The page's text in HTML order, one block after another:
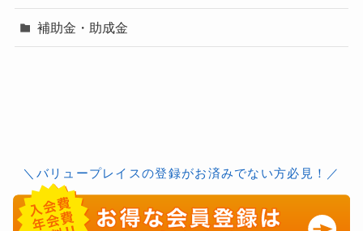
補助金・助成金
＼バリュープレイスの登録がお済みでない方必見！／